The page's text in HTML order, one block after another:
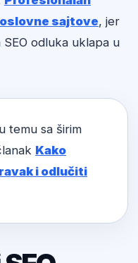
sajtove, jer
odluka uklapa u
temu sa širim
Kako
i odlučiti